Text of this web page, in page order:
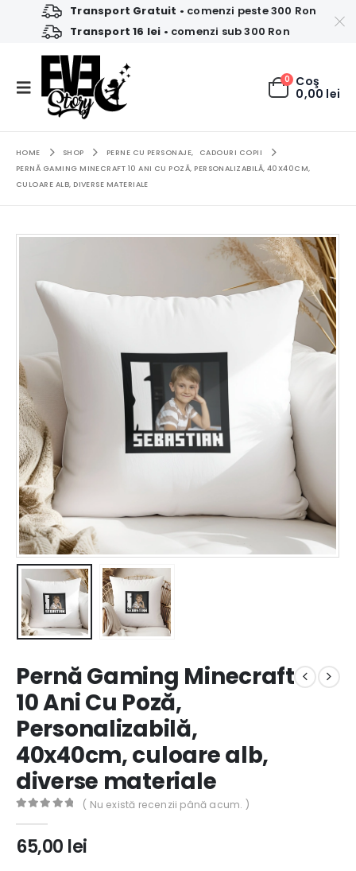
Transport Gratuit • comenzi peste 300 Ron
Transport 16 lei • comenzi sub 300 Ron
0 Coş
0,00 lei
HOME SHOP PERNE CU PERSONAJE,
CADOURI COPII
PERNĂ GAMING MINECRAFT 10 ANI CU POZĂ, PERSONALIZABILĂ, 40X40CM,
CULOARE ALB, DIVERSE MATERIALE
Pernă Gaming Minecraft
10 Ani Cu Poză,
Personalizabilă,
40x40cm, culoare alb,
diverse materiale
( Nu există recenzii până acum. )
65,00 lei